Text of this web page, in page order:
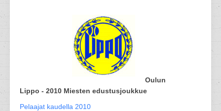
Oulun
Lippo - 2010 Miesten edustusjoukkue
Pelaajat kaudella 2010